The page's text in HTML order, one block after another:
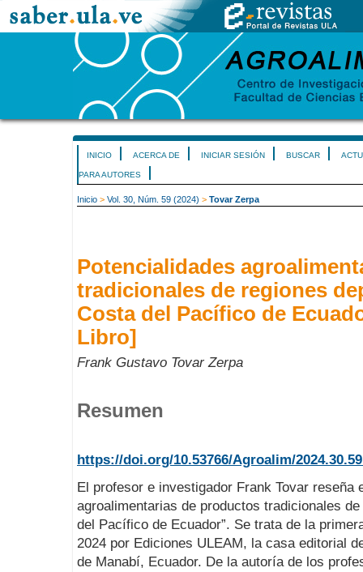
INICIO ACERCA DE INICIAR SESIÓN BUSCAR
PARA AUTORES
Inicio > Vol. 30, Núm. 59 (2024) > Tovar Zerpa
Potencialidades
tradicionales de regiones
Costa del Pacífico de
Libro]
Frank Gustavo Tovar Zerpa
Resumen
https://doi.org/10.53766/Agroalim/
El profesor e investigador Frank Tovar reseña
agroalimentarias de productos tradicionales
del Pacífico de Ecuador”. Se trata de la
2024 por Ediciones ULEAM, la casa editorial
de Manabí, Ecuador. De la autoría de los